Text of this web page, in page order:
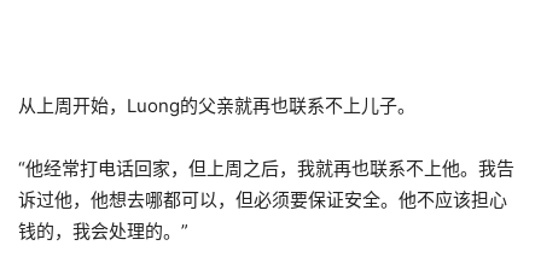
从上周开始，Luong的父亲就再也联系不上儿子。
“他经常打电话回家，但上周之后，我就再也联系不上他。我告
诉过他，他想去哪都可以，但必须要保证安全。他不应该担心
钱的，我会处理的。”